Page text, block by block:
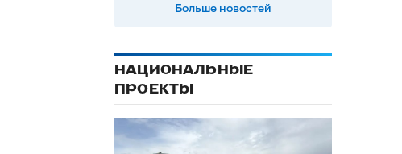
Больше новостей
НАЦИОНАЛЬНЫЕ
ПРОЕКТЫ